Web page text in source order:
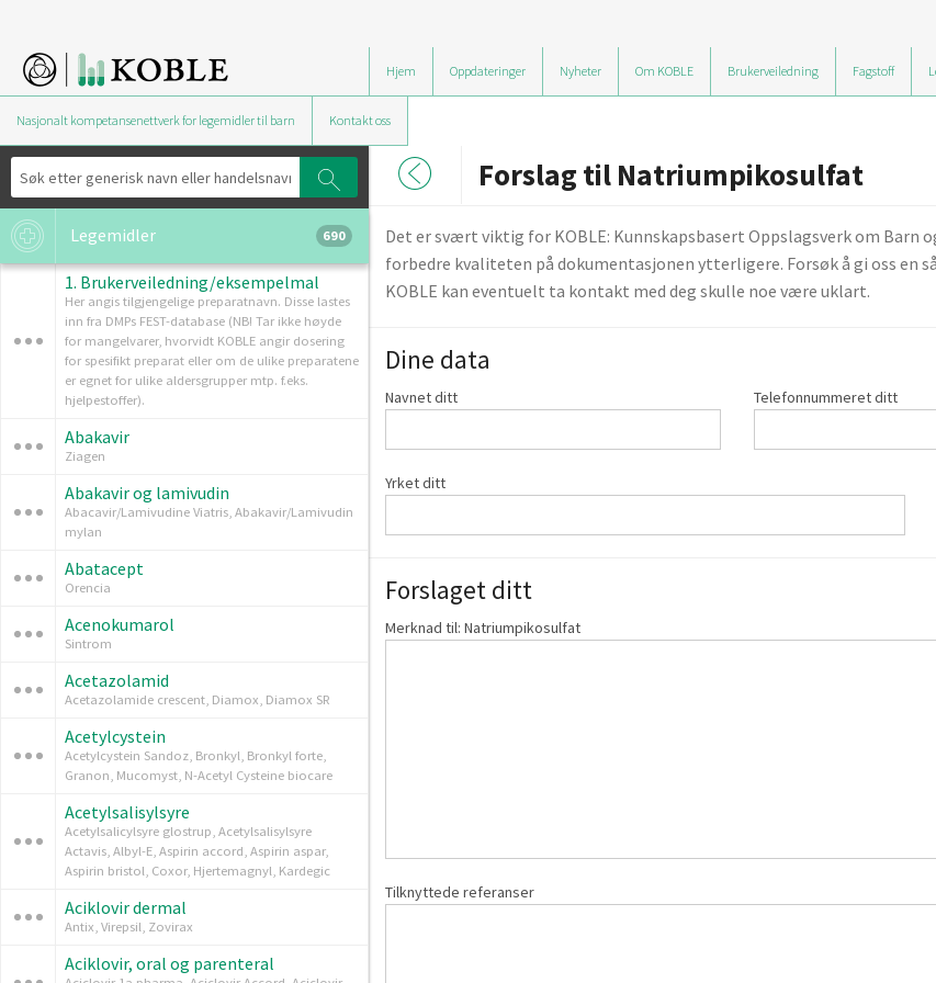
Hjem Oppdateringer Nyheter Om KOBLE Brukerveiledning Fagstoff
Nasjonalt kompetansenettverk for legemidler til barn Kontakt oss
Legemidler 690
1. Brukerveiledning/eksempelmal
Her angis tilgjengelige preparatnavn. Disse lastes
inn fra DMPs FEST-database (NB! Tar ikke høyde
for mangelvarer, hvorvidt KOBLE angir dosering
for spesifikt preparat eller om de ulike preparatene
er egnet for ulike aldersgrupper mtp. f.eks.
hjelpestoffer).
Abakavir
Ziagen
Abakavir og lamivudin
Abacavir/Lamivudine Viatris, Abakavir/Lamivudin
mylan
Abatacept
Orencia
Acenokumarol
Sintrom
Acetazolamid
Acetazolamide crescent, Diamox, Diamox SR
Acetylcystein
Acetylcystein Sandoz, Bronkyl, Bronkyl forte,
Granon, Mucomyst, N-Acetyl Cysteine biocare
Acetylsalisylsyre
Acetylsalicylsyre glostrup, Acetylsalisylsyre
Actavis, Albyl-E, Aspirin accord, Aspirin aspar,
Aspirin bristol, Coxor, Hjertemagnyl, Kardegic
Aciklovir dermal
Antix, Virepsil, Zovirax
Aciklovir, oral og parenteral
Forslag til Natriumpikosulfat
Det er svært viktig for KOBLE: Kunnskapsbasert Oppslagsverk om Barn
forbedre kvaliteten på dokumentasjonen ytterligere. Forsøk å gi oss en
KOBLE kan eventuelt ta kontakt med deg skulle noe være uklart.
Dine data
Navnet ditt Telefonnummeret ditt
Yrket ditt
Forslaget ditt
Merknad til: Natriumpikosulfat
Tilknyttede referanser